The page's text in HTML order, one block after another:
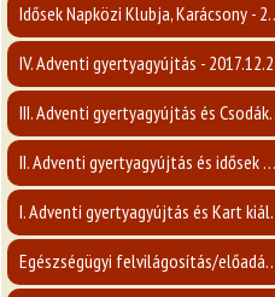
Idősek Napközi
IV. Adventi gyertyagyújtás -
III. Adventi
II. Adventi gyertyagyújtás és idősek napja - 2017.12.10
I. Adventi
Egészségügyi